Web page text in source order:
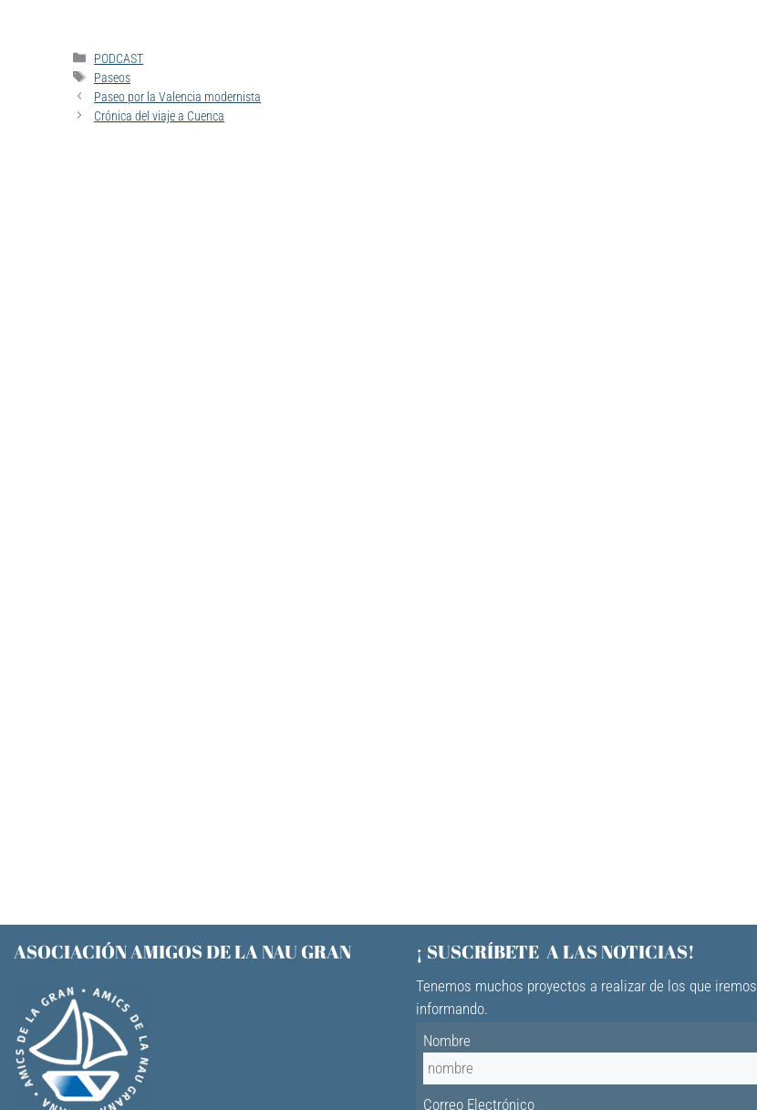
PODCAST
Paseos
Paseo por la Valencia modernista
Crónica del viaje a Cuenca
ASOCIACIÓN AMIGOS DE LA NAU GRAN ¡ SUSCRÍBETE A LAS NOTICIAS!
Tenemos muchos proyectos a realizar de los que iremos
informando.
Nombre
Correo Electrónico